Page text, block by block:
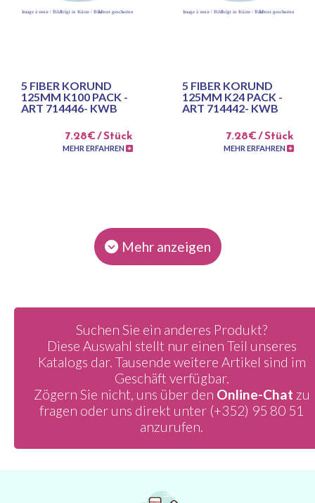
5 FIBER KORUND
125MM K100 PACK -
ART 714446- KWB
7.28€ / Stück
MEHR ERFAHREN
5 FIBER KORUND
125MM K24 PACK -
ART 714442- KWB
7.28€ / Stück
MEHR ERFAHREN
Mehr anzeigen
Suchen Sie ein anderes Produkt?
Diese Auswahl stellt nur einen Teil unseres
Katalogs dar. Tausende weitere Artikel sind im
Geschäft verfügbar.
Zögern Sie nicht, uns über den Online-Chat zu
fragen oder uns direkt unter (+352) 95 80 51
anzurufen.